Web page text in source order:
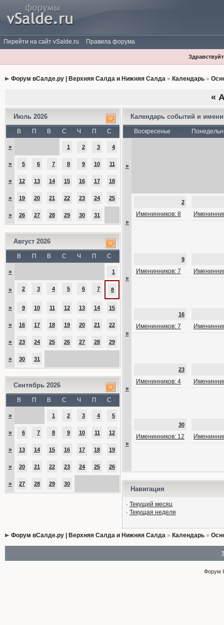
Перейти на сайт vSalde.ru Правила форума
Форум вСалде.ру | Верхняя Салда и Нижняя Салда» Календарь»
«
Июль 2026
В П В С Ч П С
» 1 2 3 4
» 5 6 7 8 9 10 11
» 12 13 14 15 16 17 18
» 19 20 21 22 23 24 25
» 26 27 28 29 30 31
Август 2026
В П В С Ч П С
» 1
» 2 3 4 5 6 7 8
» 9 10 11 12 13 14 15
» 16 17 18 19 20 21 22
» 23 24 25 26 27 28 29
» 30 31
Сентябрь 2026
В П В С Ч П С
» 1 2 3 4 5
» 6 7 8 9 10 11 12
» 13 14 15 16 17 18 19
» 20 21 22 23 24 25 26
» 27 28 29 30
Календарь событий и
Воскресенье
»
»
2
Именинников: 8
»
9
Именинников: 7
»
16
Именинников: 7
»
23
Именинников: 4
»
30
Именинников: 12
Навигация
· Текущий месяц
· Текущая неделя
Форум вСалде.ру | Верхняя Салда и Нижняя Салда» Календарь»
Форум